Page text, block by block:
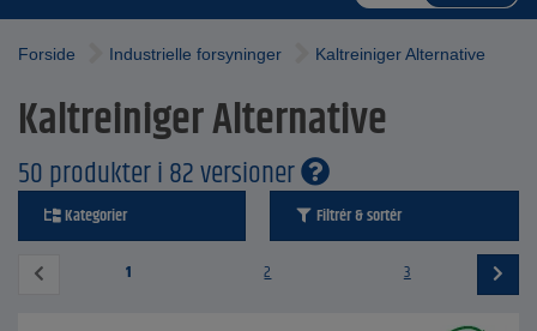
Forside Industrielle forsyninger Kaltreiniger Alternative
Kaltreiniger Alternative
50 produkter i 82 versioner
Kategorier Filtrér & sortér
1 2 3